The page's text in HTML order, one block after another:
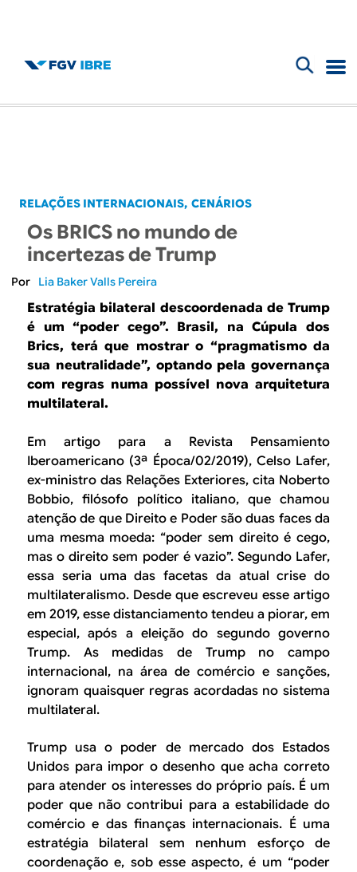
B
g
o
B
o
á
r
i
o
d
e
u
s
c
a
RELAÇÕES INTERNACIONAIS CENÁRIOS
Os BRICS no mundo de
incertezas de Trump
Lia Baker Valls Pereira
Estratégia bilateral descoordenada de Trump
é um “poder cego”. Brasil, na Cúpula dos
Brics, terá que mostrar o “pragmatismo da
sua neutralidade”, optando pela governança
com regras numa possível nova arquitetura
multilateral.
Em artigo para a Revista Pensamiento
Iberoamericano (3ª Época/02/2019), Celso Lafer,
ex-ministro das Relações Exteriores, cita Noberto
Bobbio, filósofo político italiano, que chamou
atenção de que Direito e Poder são duas faces da
uma mesma moeda: “poder sem direito é cego,
mas o direito sem poder é vazio”. Segundo Lafer,
essa seria uma das facetas da atual crise do
multilateralismo. Desde que escreveu esse artigo
em 2019, esse distanciamento tendeu a piorar, em
especial, após a eleição do segundo governo
Trump. As medidas de Trump no campo
internacional, na área de comércio e sanções,
ignoram quaisquer regras acordadas no sistema
multilateral.
Trump usa o poder de mercado dos Estados
Unidos para impor o desenho que acha correto
para atender os interesses do próprio país. É um
poder que não contribui para a estabilidade do
comércio e das finanças internacionais. É uma
estratégia bilateral sem nenhum esforço de
coordenação e, sob esse aspecto, é um “poder